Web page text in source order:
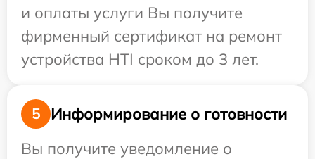
и оплаты услуги Вы получите
фирменный сертификат на ремонт
устройства HTI сроком до 3 лет.
5
Информирование о готовности
Вы получите уведомление о